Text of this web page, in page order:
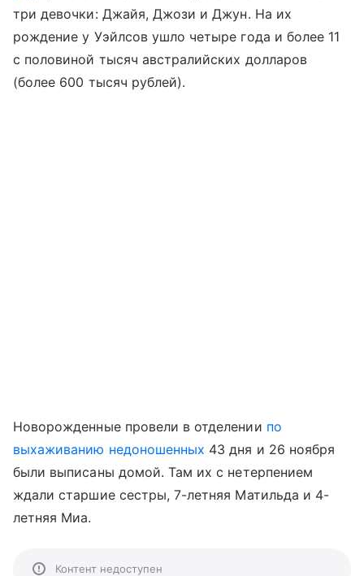
три девочки: Джайя, Джози и Джун. На их
рождение у Уэйлсов ушло четыре года и более 11
с половиной тысяч австралийских долларов
(более 600 тысяч рублей).
Новорожденные провели в отделении по
выхаживанию недоношенных 43 дня и 26 ноября
были выписаны домой. Там их с нетерпением
ждали старшие сестры, 7-летняя Матильда и 4-
летняя Миа.
Контент недоступен